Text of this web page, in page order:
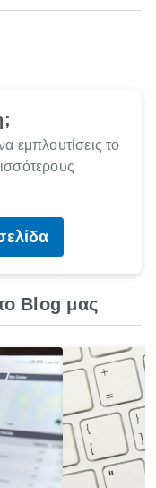
εμπλουτίσεις το
Blog μας